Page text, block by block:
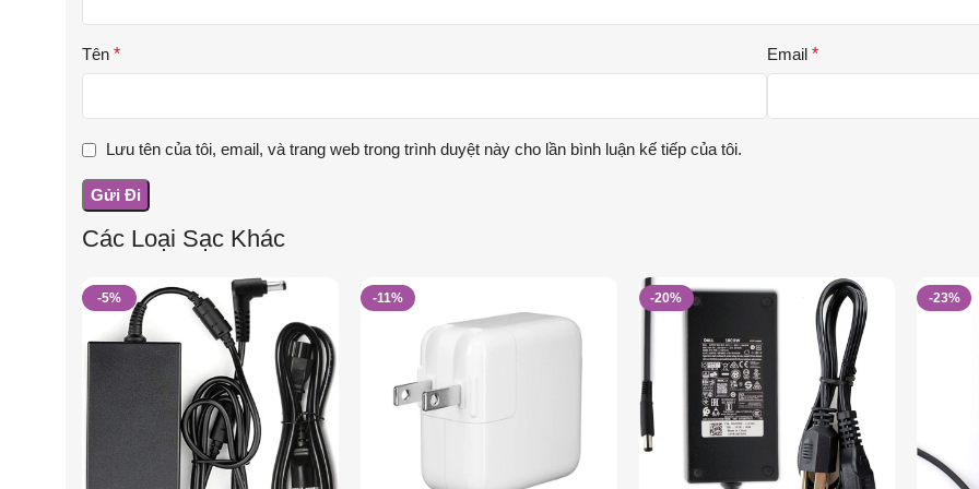
Tên * Email *
Lưu tên của tôi, email, và trang web trong trình duyệt này cho lần bình luận kế tiếp của tôi.
Các Loại Sạc Khác
-5% -11% -20% -23%